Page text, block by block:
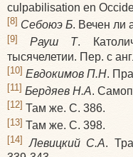
culpabilisation en
[8] Себоюэ Б. Вечен ли
[9] Рауш Т.
тысячелетии. Пер. с
[10] Евдокимов П.Н.
[11] Бердяев Н.А.
[12] Там же. С. 386.
[13] Там же. С. 398.
[14] Левицкий С.А.